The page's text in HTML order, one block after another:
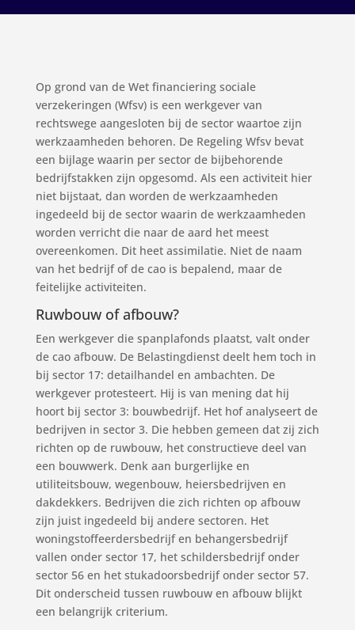
Op grond van de Wet financiering sociale
verzekeringen (Wfsv) is een werkgever van
rechtswege aangesloten bij de sector waartoe zijn
werkzaamheden behoren. De Regeling Wfsv bevat
een bijlage waarin per sector de bijbehorende
bedrijfstakken zijn opgesomd. Als een activiteit hier
niet bijstaat, dan worden de werkzaamheden
ingedeeld bij de sector waarin de werkzaamheden
worden verricht die naar de aard het meest
overeenkomen. Dit heet assimilatie. Niet de naam
van het bedrijf of de cao is bepalend, maar de
feitelijke activiteiten.
Ruwbouw of afbouw?
Een werkgever die spanplafonds plaatst, valt onder
de cao afbouw. De Belastingdienst deelt hem toch in
bij sector 17: detailhandel en ambachten. De
werkgever protesteert. Hij is van mening dat hij
hoort bij sector 3: bouwbedrijf. Het hof analyseert de
bedrijven in sector 3. Die hebben gemeen dat zij zich
richten op de ruwbouw, het constructieve deel van
een bouwwerk. Denk aan burgerlijke en
utiliteitsbouw, wegenbouw, heiersbedrijven en
dakdekkers. Bedrijven die zich richten op afbouw
zijn juist ingedeeld bij andere sectoren. Het
woningstoffeerdersbedrijf en behangersbedrijf
vallen onder sector 17, het schildersbedrijf onder
sector 56 en het stukadoorsbedrijf onder sector 57.
Dit onderscheid tussen ruwbouw en afbouw blijkt
een belangrijk criterium.